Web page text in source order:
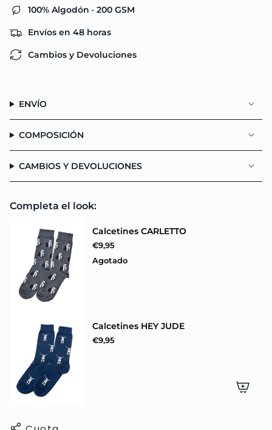
product
}}",
"multiples_of"=>"Incrementos
{{
de
{{
quantity
}}",
{{
quantity
100% Algodón · 200 GSM
Envíos en 48 horas
Cambios y Devoluciones
ENVÍO
COMPOSICIÓN
CAMBIOS Y DEVOLUCIONES
Completa el look:
Calcetines CARLETTO
€9,95
Agotado
Calcetines HEY JUDE
€9,95